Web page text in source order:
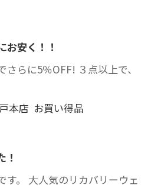
お安く！！
らに5％OFF! ３点以上で、
本店 お買い得品
！
す。 大人気のリカバリーウェ